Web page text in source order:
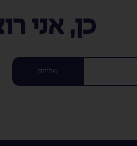
כן, אני
שליחה